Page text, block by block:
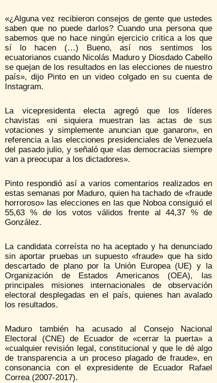
«¿Alguna vez recibieron consejos de gente que ustedes
saben que no puede darlos? Cuando una persona que
sabemos que no hace ningún ejercicio critica a los que
sí lo hacen (…) Bueno, así nos sentimos los
ecuatorianos cuando Nicolás Maduro y Diosdado Cabello
se quejan de los resultados en las elecciones de nuestro
país», dijo Pinto en un video colgado en su cuenta de
Instagram.
La vicepresidenta electa agregó que los líderes
chavistas «ni siquiera muestran las actas de sus
votaciones y simplemente anuncian que ganaron», en
referencia a las elecciones presidenciales de Venezuela
del pasado julio, y señaló que «las democracias siempre
van a preocupar a los dictadores».
Pinto respondió así a varios comentarios realizados en
estas semanas por Maduro, quien ha tachado de «fraude
horroroso» las elecciones en las que Noboa consiguió el
55,63 % de los votos válidos frente al 44,37 % de
González.
La candidata correísta no ha aceptado y ha denunciado
sin aportar pruebas un supuesto «fraude» que ha sido
descartado de plano por la Unión Europea (UE) y la
Organización de Estados Americanos (OEA), las
principales misiones internacionales de observación
electoral desplegadas en el país, quienes han avalado
los resultados.
Maduro también ha acusado al Consejo Nacional
Electoral (CNE) de Ecuador de «cerrar la puerta» a
«cualquier revisión legal, constitucional y que le dé algo
de transparencia a un proceso plagado de fraude», en
consonancia con el expresidente de Ecuador Rafael
Correa (2007-2017).